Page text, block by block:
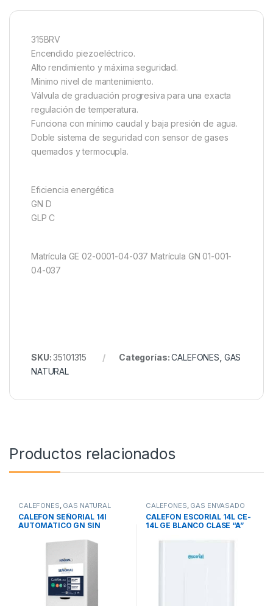
315BRV
Encendido piezoeléctrico.
Alto rendimiento y máxima seguridad.
Mínimo nivel de mantenimiento.
Válvula de graduación progresiva para una exacta
regulación de temperatura.
Funciona con mínimo caudal y baja presión de agua.
Doble sistema de seguridad con sensor de gases
quemados y termocupla.
Eficiencia energética
GN D
GLP C
Matrícula GE 02-0001-04-037 Matrícula GN 01-001-
04-037
SKU:35101315 Categorías:CALEFONES GAS
NATURAL
Productos relacionados
CALEFONES, GAS NATURAL
CALEFON SEÑORIAL 14l
AUTOMATICO GN SIN
CALEFONES, GAS ENVASADO
CALEFON ESCORIAL 14L CE-
14L GE BLANCO CLASE “A”